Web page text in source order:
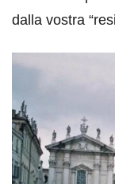
dalla vostra